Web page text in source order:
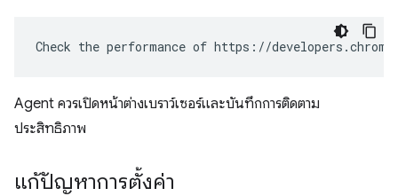
Agent ควรเปิดหน้าต่างเบราว์เซอร์และบันทึกการติดตาม
ประสิทธิภาพ
แก้ปัญหาการตั้งค่า